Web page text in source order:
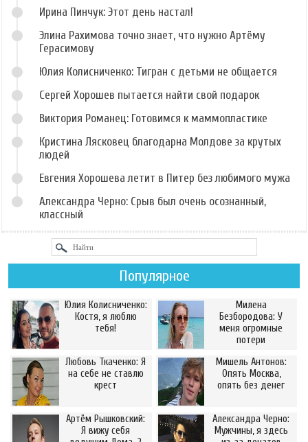
Ирина Пинчук: Этот день настал!
Элина Рахимова точно знает, что нужно Артёму
Герасимову
Юлия Колисниченко: Тигран с детьми не общается
Сергей Хорошев пытается найти свой подарок
Виктория Романец: Готовимся к маммопластике
Кристина Лясковец благодарна Молдове за крутых
людей
Евгения Хорошева летит в Питер без любимого мужа
Александра Черно: Срыв был очень осознанный,
классный
Популярное
Юлия Колисниченко:
Костя, я люблю
тебя!
Милена
Безбородова: У
меня огромные
потери
Любовь Ткаченко: Я
на себе не ставлю
крест
Мишель Антонов:
Опять Москва,
опять без денег
Артём Рышковский:
Я вижу себя
Александра Черно:
Мужчины, я здесь